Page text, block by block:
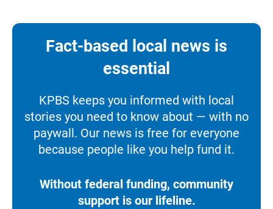
Fact-based local news is
essential
KPBS keeps you informed with local
stories you need to know about — with no
paywall. Our news is free for everyone
because people like you help fund it.
Without federal funding, community
support is our lifeline.